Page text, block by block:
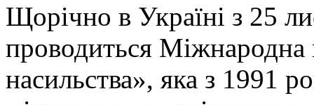
Щорічно в Україні з 25
проводиться Міжнародна
насильства», яка з 1991